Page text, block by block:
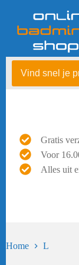
Gratis
Voor
Alles uit
Home L